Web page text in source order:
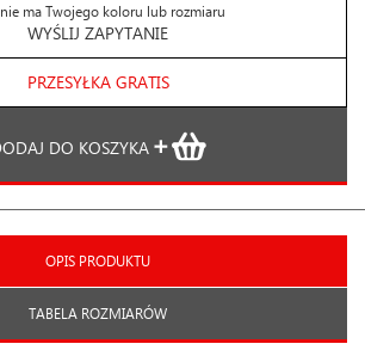
nie ma Twojego koloru lub rozmiaru
WYŚLIJ ZAPYTANIE
PRZESYŁKA GRATIS
DO KOSZYKA
OPIS PRODUKTU
TABELA ROZMIARÓW